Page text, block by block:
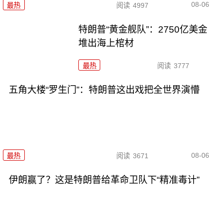
最热 阅读 4997 08-06
特朗普“黄金舰队”：2750亿美金
堆出海上棺材
最热 阅读 3777
五角大楼“罗生门”：特朗普这出戏把全世界演懵
最热 阅读 3671 08-06
伊朗赢了？这是特朗普给革命卫队下“精准毒计”